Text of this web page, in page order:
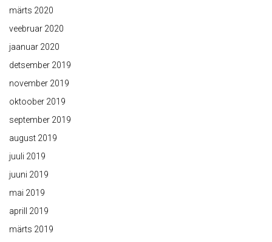
märts 2020
veebruar 2020
jaanuar 2020
detsember 2019
november 2019
oktoober 2019
september 2019
august 2019
juuli 2019
juuni 2019
mai 2019
aprill 2019
märts 2019